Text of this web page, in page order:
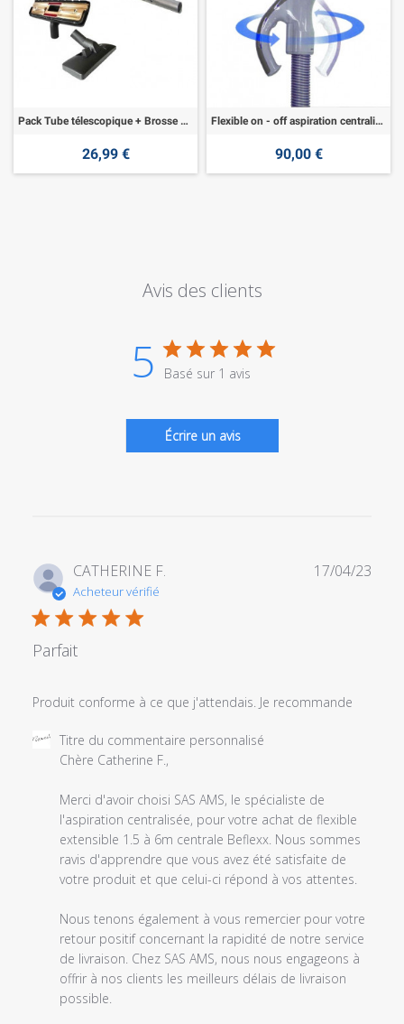
Pack Tube télescopique + Brosse DYVAC
26,99 €
Flexible on - off aspiration centralisée
90,00 €
Avis des clients
5 Basé sur 1 avis
Écrire un avis
CATHERINE F.
Acheteur vérifié
Parfait
Produit conforme à ce que j'attendais. Je recommande
Commentaires
magasin
l'examen
commentaire
personnalisé
Mon
Titre du commentaire personnalisé
Chère Catherine F.,
Merci d'avoir choisi SAS AMS, le spécialiste de
l'aspiration centralisée, pour votre achat de flexible
extensible 1.5 à 6m centrale Beflexx. Nous sommes
ravis d'apprendre que vous avez été satisfaite de
votre produit et que celui-ci répond à vos attentes.
Nous tenons également à vous remercier pour votre
retour positif concernant la rapidité de notre service
de livraison. Chez SAS AMS, nous nous engageons à
offrir à nos clients les meilleurs délais de livraison
possible.
17/04/23